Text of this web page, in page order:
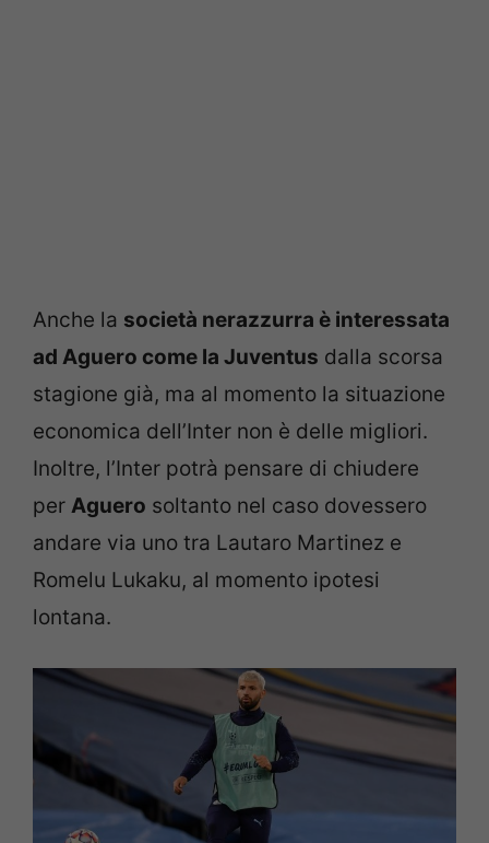
Anche la società nerazzurra è interessata
ad Aguero come la Juventus dalla scorsa
stagione già, ma al momento la situazione
economica dell’Inter non è delle migliori.
Inoltre, l’Inter potrà pensare di chiudere
per Aguero soltanto nel caso dovessero
andare via uno tra Lautaro Martinez e
Romelu Lukaku, al momento ipotesi
lontana.